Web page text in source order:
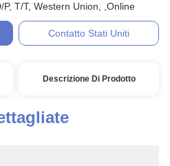
P, T/T, Western Union, ,Online
Contatto Stati Uniti
Descrizione Di Prodotto